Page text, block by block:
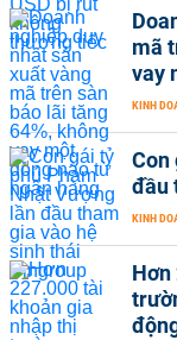
mã
vay
KINH
Con
đầu
KINH
Hơn